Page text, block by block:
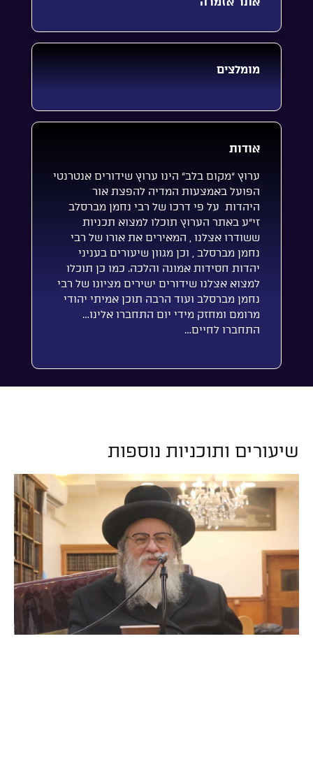
מומלצים
אודות
ערוץ “מקום בלב” הינו ערוץ שידורים אנטרנטי
הפועל באמצעות המדיה להפצת אור
היהדות על פי דרכו של רבי נחמן מברסלב
זי”ע באתר הערוץ תוכלו למצוא תכניות
ששודרו אצלנו , המאירים את אורו של רבי
נחמן מברסלב , וכן מגוון שיעורים בעניני
יהדות חסידות אמונה והלכה. כמו כן תוכלו
למצוא אצלנו שידורים ישירים מציונו של רבי
נחמן מברסלב ועוד הרבה תוכן אמיתי יהודי
מרומם ומחזק מידי יום התחברו אלינו…
התחברו לחיים…
שיעורים ותוכניות נוספות